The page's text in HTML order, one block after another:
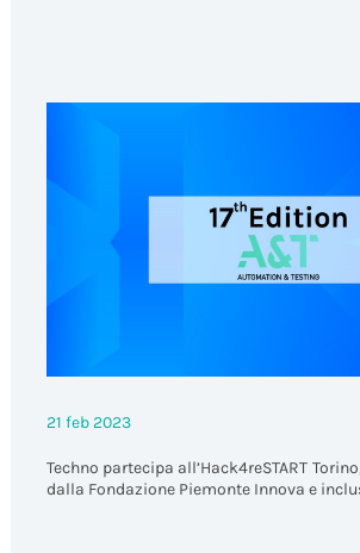
21 feb 2023
Techno partecipa all’Hack4reSTART
dalla Fondazione Piemonte Innova e